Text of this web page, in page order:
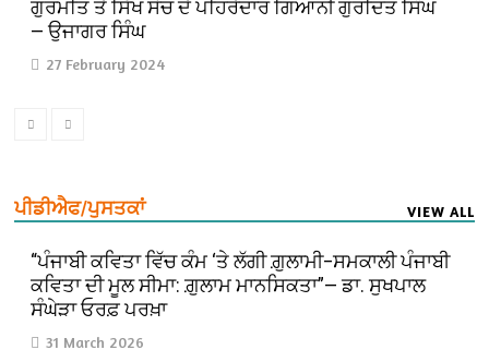
ਗੁਰਮਤਿ ਤੇ ਸਿੱਖ ਸੋਚ ਦੇ ਪਹਿਰੇਦਾਰ ਗਿਆਨੀ ਗੁਰਦਿਤ ਸਿੰਘ
— ਉਜਾਗਰ ਸਿੰਘ
27 February 2024
ਪੀਡੀਐਫ/ਪੁਸਤਕਾਂ VIEW ALL
“ਪੰਜਾਬੀ ਕਵਿਤਾ ਵਿੱਚ ਕੰਮ ‘ਤੇ ਲੱਗੀ ਗ਼ੁਲਾਮੀ–ਸਮਕਾਲੀ ਪੰਜਾਬੀ
ਕਵਿਤਾ ਦੀ ਮੂਲ ਸੀਮਾ: ਗ਼ੁਲਾਮ ਮਾਨਸਿਕਤਾ”— ਡਾ. ਸੁਖਪਾਲ
ਸੰਘੇੜਾ ਓਰਫ਼ ਪਰਖ਼ਾ
31 March 2026